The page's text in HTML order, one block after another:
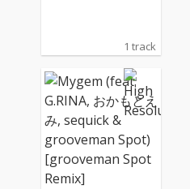
が交差する、切なさと
高揚感を併せ持った一
曲。
1 track